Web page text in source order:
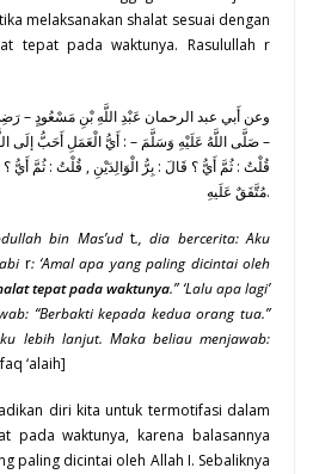
melaksanakan shalat sesuai dengan
tepat pada waktunya. Rasulullah r
وعن أَبي عبد الرحمان عَبْدِ اللَّهِ بْنِ مَسْعُودٍ –
– صَلَّى اللَّهُ عَلَيْهِ وَسَلَّمَ – : أَيُّ الْعَمَلِ أَحَبُّ إلَى
قُلْتُ : ثُمَّ أَيُّ ؟ قَالَ : بِرُّ الْوَالِدَيْنِ , قُلْتُ : ثُمَّ أَيُّ
مُتَّفَقٌ عَلَيهِ.
bin Mas’ud t., dia bercerita: Aku
r: ‘Amal apa yang paling dicintai oleh
tepat pada waktunya.” ‘Lalu apa lagi’
“Berbakti kepada kedua orang tua.”
lebih lanjut. Maka beliau menjawab:
‘alaih]
diri kita untuk termotifasi dalam
pada waktunya, karena balasannya
paling dicintai oleh Allah I. Sebaliknya